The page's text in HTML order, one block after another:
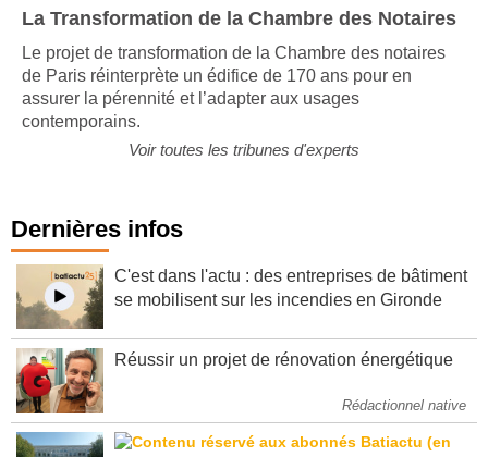
Le projet de transformation de la Chambre des notaires
de Paris réinterprète un édifice de 170 ans pour en
assurer la pérennité et l’adapter aux usages
Dernières infos
C'est dans l'actu : des entreprises de bâtiment
Rédactionnel native